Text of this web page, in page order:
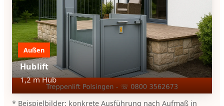
Außen
Hublift
1,2 m Hub
* Beispielbilder; konkrete Ausführung nach Aufmaß in